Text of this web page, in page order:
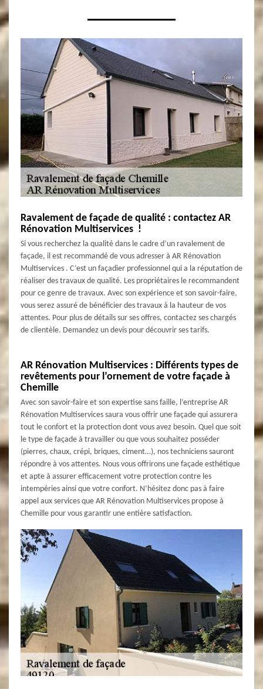
Ravalement de façade de qualité : contactez AR
Rénovation Multiservices !
Si vous recherchez la qualité dans le cadre d’un ravalement de
façade, il est recommandé de vous adresser à AR Rénovation
Multiservices . C’est un façadier professionnel qui a la réputation de
réaliser des travaux de qualité. Les propriétaires le recommandent
pour ce genre de travaux. Avec son expérience et son savoir-faire,
vous serez assuré de bénéficier des travaux à la hauteur de vos
attentes. Pour plus de détails sur ses offres, contactez ses chargés
de clientèle. Demandez un devis pour découvrir ses tarifs.
AR Rénovation Multiservices : Différents types de
revêtements pour l’ornement de votre façade à
Chemille
Avec son savoir-faire et son expertise sans faille, l’entreprise AR
Rénovation Multiservices saura vous offrir une façade qui assurera
tout le confort et la protection dont vous avez besoin. Quel que soit
le type de façade à travailler ou que vous souhaitez posséder
(pierres, chaux, crépi, briques, ciment…), nos techniciens sauront
répondre à vos attentes. Nous vous offrirons une façade esthétique
et apte à assurer efficacement votre protection contre les
intempéries ainsi que votre confort. N’hésitez donc pas à faire
appel aux services que AR Rénovation Multiservices propose à
Chemille pour vous garantir une entière satisfaction.